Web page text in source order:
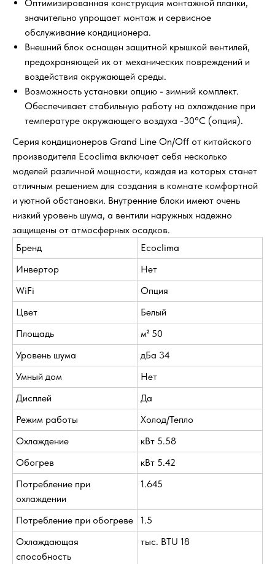
Оптимизированная конструкция монтажной планки,
значительно упрощает монтаж и сервисное
обслуживание кондиционера.
Внешний блок оснащен защитной крышкой вентилей,
предохраняющей их от механических повреждений и
воздействия окружающей среды.
Возможность установки опцию - зимний комплект.
Обеспечивает стабильную работу на охлаждение при
температуре окружающего воздуха -30°С (опция).
Серия кондиционеров Grand Line On/Off от китайского
производителя Ecoclima включает себя несколько
моделей различной мощности, каждая из которых станет
отличным решением для создания в комнате комфортной
и уютной обстановки. Внутренние блоки имеют очень
низкий уровень шума, а вентили наружных надежно
защищены от атмосферных осадков.
Бренд
Ecoclima
Инвертор
Нет
WiFi
Опция
Цвет
Белый
Площадь
м² 50
Уровень шума
дБа 34
Умный дом
Нет
Дисплей
Да
Режим работы
Холод/Тепло
Охлаждение
кВт 5.58
Обогрев
кВт 5.42
Потребление при
охлаждении
1.645
Потребление при обогреве
1.5
Охлаждающая
способность
тыс. BTU 18